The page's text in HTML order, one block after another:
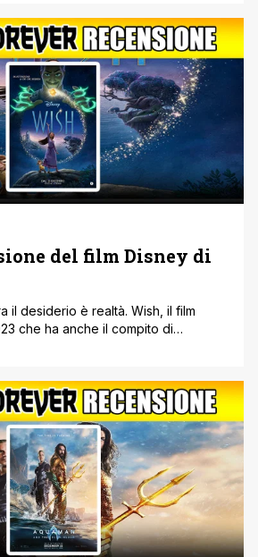
edizioni disponibili: DVD, Blu-ray e
4K Ultra HD+Blu-ray con doppio
con una nuova [']
del film Disney di
il desiderio è realtà. Wish, il film
che ha anche il compito di
Frozen) e Fawn Veerasunthorn
vuole raccontare [']